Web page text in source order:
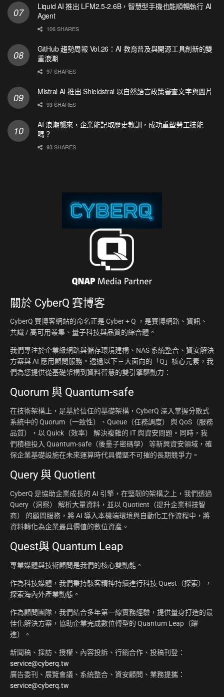
Liquid AI 推出 LFM2.5-2.6B，智慧型手機也能順暢執行 AI
Agent
106 SHARES
GitHub 趨勢周報 Vol.26：AI 教育普及與開源工具創新的雙
重浪潮
97 SHARES
Mistral AI 推出 Shieldstral 以自然語言政策審查文字與圖片
93 SHARES
AI 浪潮襲來，企業能記取歷史教訓，成功重塑勞工技能
嗎？
93 SHARES
關於 CyberQ 賽博客
CyberQ 賽博客網站的命名正是 Cyber + Q ，是賽博網路、資訊、
共識 / 高可用叢集、量子科技與品質的綜合體。
我們專注於企業級網路與儲存環境建構、NAS 系統整合、資安解決
方案與 AI 應用顧問服務。透過以下三大面向的「Q」核心元素，我
們為您提供從基礎架構到資料智慧的雙引擎驅動力：
Quorum 與 Quantum-safe
在技術架構上，是基於信任的基礎架構，CyberQ 深入掌握分散式
系統中的 Quorum（一致性）、Queue（任務調度） 與 QoS（服務
品質），以 Quick（效率） 解決複雜的 IT 與資安問題。同時，我
們積極投入 Quantum-safe（後量子密碼學） 等新興資安領域，確
保企業基礎設施在未來運算時代具備堅不可摧的長期競爭力。
Query 與 Quotient
CyberQ 是協助企業成長的 AI 引擎，在堅韌的架構之上，我們透過
Query（洞察） 解析大量資料，並以 Quotient（提升企業科技智
商） 的顧問服務，將 AI 導入本機端環境與自動化工作流程中，將
資料轉化為企業最具價值的數位資產。
Quest與 Quantum Leap
專業媒體與技術顧問是我們的核心雙動能。
作為科技媒體，我們秉持駭客精神持續進行科技 Quest（探索），
探索海內外產業動態。
作為顧問團隊，我們結合多年第一線實務經驗，提供量身打造的最
佳化解決方案，協助企業完成數位轉型的 Quantum Leap（躍
進）。
新聞稿、採訪、授權、內容投訴、行銷合作、投稿刊登：
service@cyberq.tw
廣告委刊、展覽會議、系統整合、資安顧問、業務提攜：
service@cyberq.tw